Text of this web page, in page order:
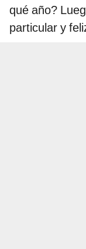
qué año?
particular y